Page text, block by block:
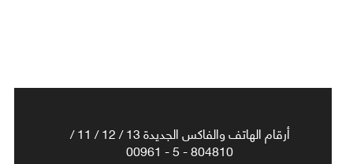
أرقام الهاتف والفاكس الجديدة 13 / 12 / 11 /
804810 - 5 - 00961